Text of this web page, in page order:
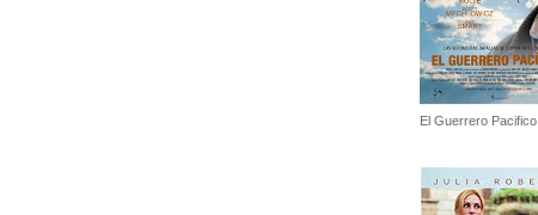
El Guerrero Pacifico